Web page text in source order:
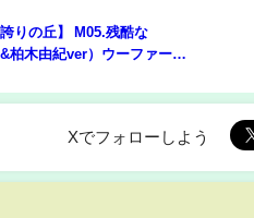
りの丘】 M05.残酷な
柏木由紀ver）ウーファーブ
Xでフォローしよう